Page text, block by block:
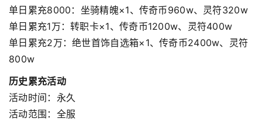
单日累充8000：坐骑精魄×1、传奇币960w、灵符320w
单日累充1万：转职卡×1、传奇币1200w、灵符400w
单日累充2万：绝世首饰自选箱×1、传奇币2400w、灵符
800w
历史累充活动
活动时间：永久
活动范围：全服